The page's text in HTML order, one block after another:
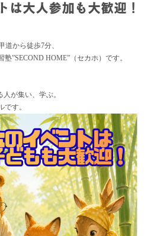
は大人参加も大歓迎！
道から徒歩7分、
”SECOND HOME”（セカホ）です。
が集い、学ぶ。
す。